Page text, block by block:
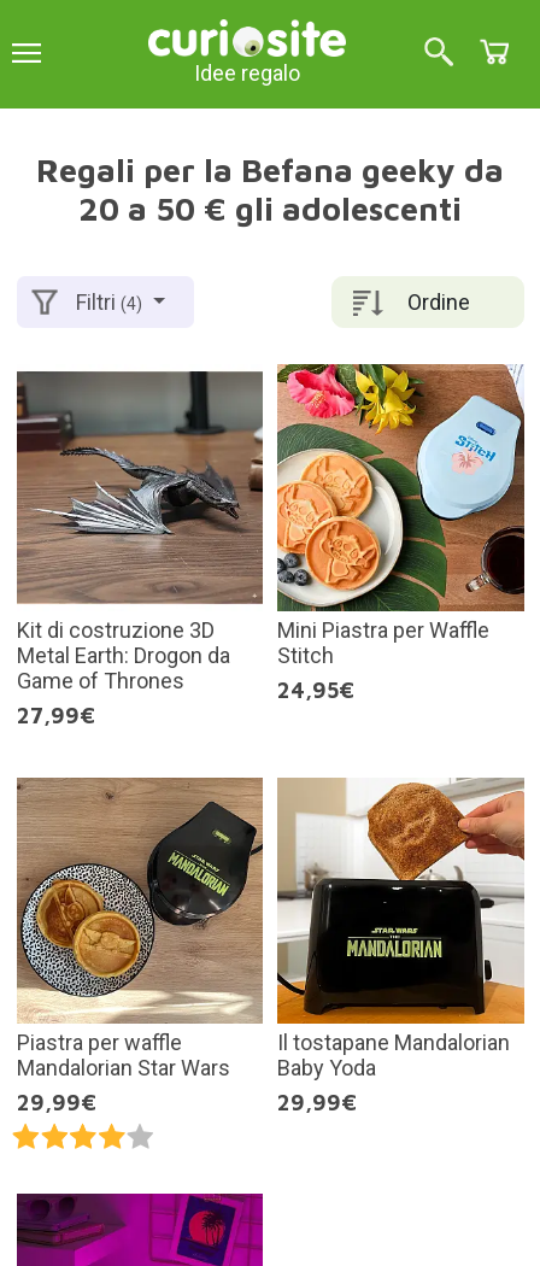
Idee regalo
Regali per la Befana geeky da
20 a 50 € gli adolescenti
Ordine
Filtri(4)
Kit di costruzione 3D
Metal Earth: Drogon da
Game of Thrones
27,99€
Mini Piastra per Waffle
Stitch
24,95€
Piastra per waffle
Mandalorian Star Wars
29,99€
Il tostapane Mandalorian
Baby Yoda
29,99€